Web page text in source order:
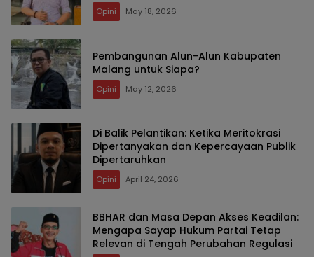
Opini May 18, 2026
Pembangunan Alun-Alun Kabupaten
Malang untuk Siapa?
Opini May 12, 2026
Di Balik Pelantikan: Ketika Meritokrasi
Dipertanyakan dan Kepercayaan Publik
Dipertaruhkan
Opini April 24, 2026
BBHAR dan Masa Depan Akses Keadilan:
Mengapa Sayap Hukum Partai Tetap
Relevan di Tengah Perubahan Regulasi